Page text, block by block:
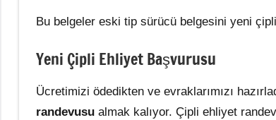
Bu belgeler eski tip sürücü belgesini yeni
Yeni Çipli Ehliyet Başvurusu
Ücretimizi ödedikten ve evraklarımızı
randevusu almak kalıyor. Çipli ehliyet